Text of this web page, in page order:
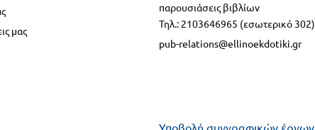
μας
παρουσιάσεις βιβλίων
Τηλ.: 2103646965 (εσωτερικό 302)
pub-relations@ellinoekdotiki.gr